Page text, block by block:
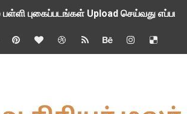
பள்ளி புகைப்படங்கள் Upload செய்வது
கல்வியின் மாநிலத் திட்ட இயக்குநர்
உள்ளூர் விடுமுறை அறிவிப்பு